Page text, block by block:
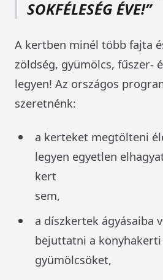
SOKFÉLESÉG ÉVE!”
A kertben minél több fajta
zöldség, gyümölcs, fűszer-
legyen! Az országos
szeretnénk:
a kerteket megtölteni
legyen egyetlen
kert
sem,
a díszkertek ágyásaiba
bejuttatni a konyhakerti
gyümölcsöket,